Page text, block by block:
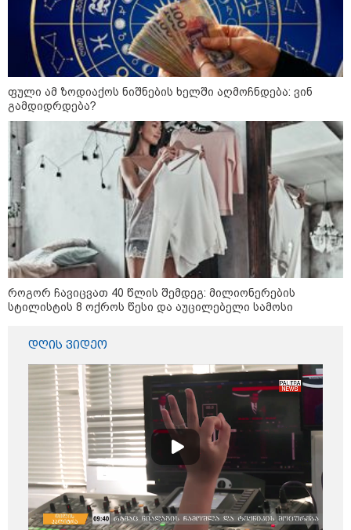
13:24 / 07-08-2026
"საქართველოსთვის თქვენზე ნაკლები
მებრძოლის დედა ვატირე!" - რას ამბობს
გიორგი ბარამიძე პროკურატურის
განცხადების შემდეგ
14:20 / 07-08-2026
"ჩემი აზრით, ენამ გაუსწრო
13:42 / 07-08-2026
"საქართველო მშვიდი ქვეყანაა,
სტუმართმოყვარე ხალხი ვართ
და ყველას შეუძლია ჩამოვიდეს,
არავინ შეზღუდული არაა" - კახა
კალაძე
13:27 / 07-08-2026
ფული ამ ზოდიაქოს ნიშნების ხელში აღმოჩნდება: ვინ
გამდიდრდება?
როგორ ჩავიცვათ 40 წლის შემდეგ: მილიონერების
სტილისტის 8 ოქროს წესი და აუცილებელი სამოსი
დღის ვიდეო